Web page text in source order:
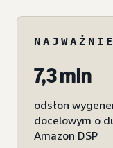
7,3 mln
odsłon
docelowym o
Amazon DSP